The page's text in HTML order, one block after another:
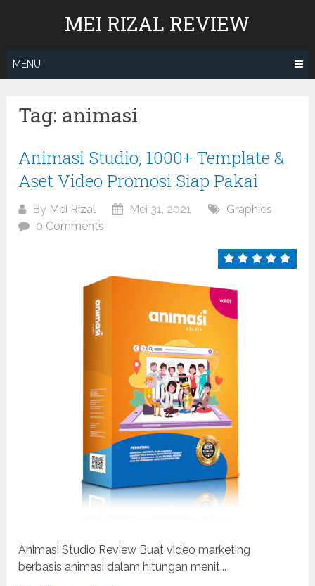
MEI RIZAL REVIEW
MENU
Tag: animasi
Animasi Studio, 1000+ Template &
Aset Video Promosi Siap Pakai
By Mei Rizal Mei 31, 2021
Graphics
0 Comments
Animasi Studio Review Buat video marketing
berbasis animasi dalam hitungan menit...